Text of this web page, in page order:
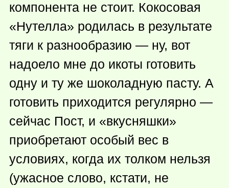
компонента не стоит. Кокосовая
«Нутелла» родилась в результате
тяги к разнообразию — ну, вот
надоело мне до икоты готовить
одну и ту же шоколадную пасту. А
готовить приходится регулярно —
сейчас Пост, и «вкусняшки»
приобретают особый вес в
условиях, когда их толком нельзя
(ужасное слово, кстати, не